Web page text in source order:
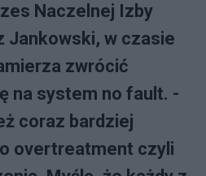
Naczelnej Izby
Jankowski, w czasie
zwrócić
na system no fault. -
coraz bardziej
overtreatment czyli